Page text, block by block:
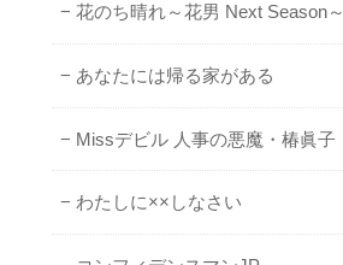
花のち晴れ～花男 Next Season～
あなたには帰る家がある
Missデビル 人事の悪魔・椿眞子
わたしに××しなさい